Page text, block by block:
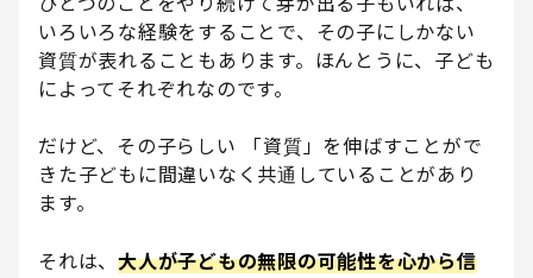
いろいろな経験をすることで、その子にしかない
資質が表れることもあります。ほんとうに、子ども
によってそれぞれなのです。
だけど、その子らしい 「資質」を伸ばすことがで
きた子どもに間違いなく共通していることがあり
ます。
それは、 大人が子どもの無限の可能性を心から信